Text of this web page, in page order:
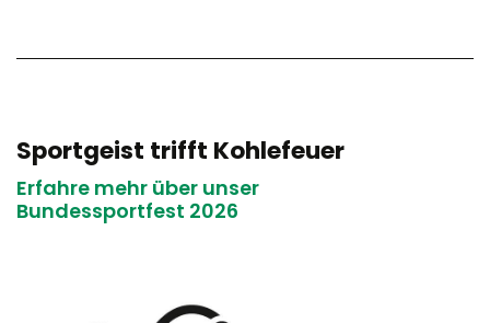
Sportgeist trifft Kohlefeuer
Erfahre mehr über unser
Bundessportfest 2026